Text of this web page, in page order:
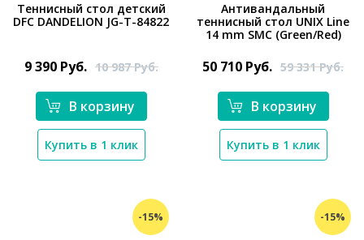
Теннисный стол детский
DFC DANDELION JG-T-84822
9 390 Руб. 10 987Руб.
В корзину
Купить в 1 клик
*}
Антивандальный
теннисный стол UNIX Line
14 mm SMC (Green/Red)
50 710 Руб. 59 331Руб.
В корзину
Купить в 1 клик
-15% -15%